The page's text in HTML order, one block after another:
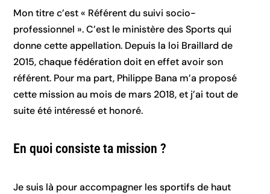
Mon titre c’est « Référent du suivi socio-
professionnel ». C’est le ministère des Sports qui
donne cette appellation. Depuis la loi Braillard de
2015, chaque fédération doit en effet avoir son
référent. Pour ma part, Philippe Bana m’a proposé
cette mission au mois de mars 2018, et j’ai tout de
suite été intéressé et honoré.
En quoi consiste ta mission ?
Je suis là pour accompagner les sportifs de haut